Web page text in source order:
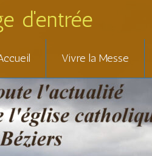
d'entrée
Vivre la Messe